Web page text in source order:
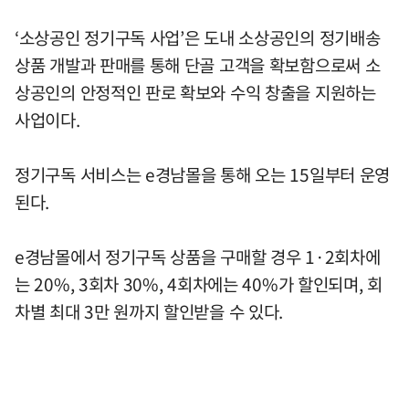
‘소상공인 정기구독 사업’은 도내 소상공인의 정기배송
상품 개발과 판매를 통해 단골 고객을 확보함으로써 소
상공인의 안정적인 판로 확보와 수익 창출을 지원하는
사업이다.
정기구독 서비스는 e경남몰을 통해 오는 15일부터 운영
된다.
e경남몰에서 정기구독 상품을 구매할 경우 1·2회차에
는 20%, 3회차 30%, 4회차에는 40%가 할인되며, 회
차별 최대 3만 원까지 할인받을 수 있다.